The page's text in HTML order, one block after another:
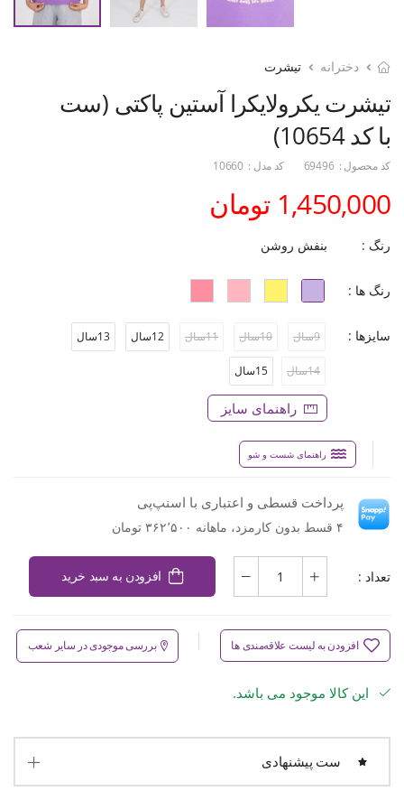
دخترانه تیشرت
تیشرت یکرولایکرا آستین پاکتی (ست
با کد 10654)
کد محصول : 69496 کد مدل : 10660
1,450,000 تومان
رنگ : بنفش روشن
رنگ ها :
سایزها : 9سال 10سال 11سال 12سال 13سال
14سال 15سال
راهنمای سایز
راهنمای شست و شو
پرداخت قسطی و اعتباری با اسنپ‌پی
۴ قسط بدون کارمزد، ماهانه ۳۶۲٬۵۰۰ تومان
تعداد : افزودن به سبد خرید
افزودن به لیست علاقه‌مندی ها بررسی موجودی در سایر شعب
این کالا موجود می باشد.
ست پیشنهادی